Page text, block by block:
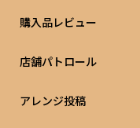
購入品レビュー
店舗パトロール
アレンジ投稿